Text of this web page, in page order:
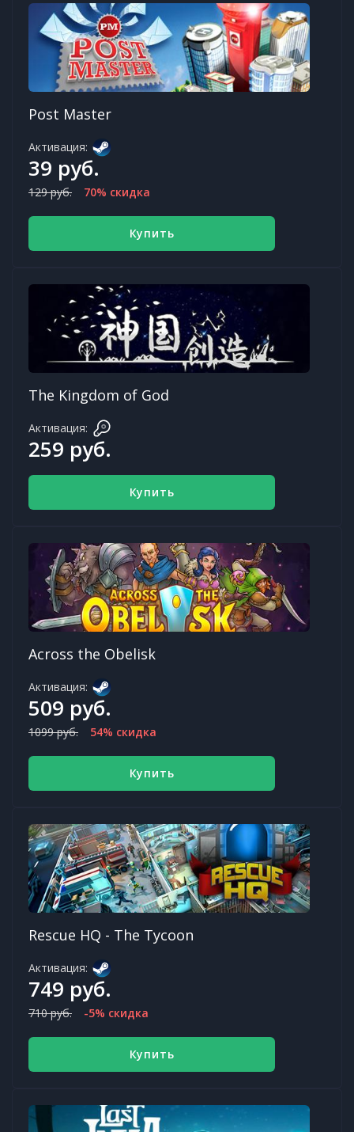
Post Master
Активация:
39 руб.
129 руб. 70% скидка
Купить
The Kingdom of God
Активация:
259 руб.
Купить
Across the Obelisk
Активация:
509 руб.
1099 руб. 54% скидка
Купить
Rescue HQ - The Tycoon
Активация:
749 руб.
710 руб. -5% скидка
Купить